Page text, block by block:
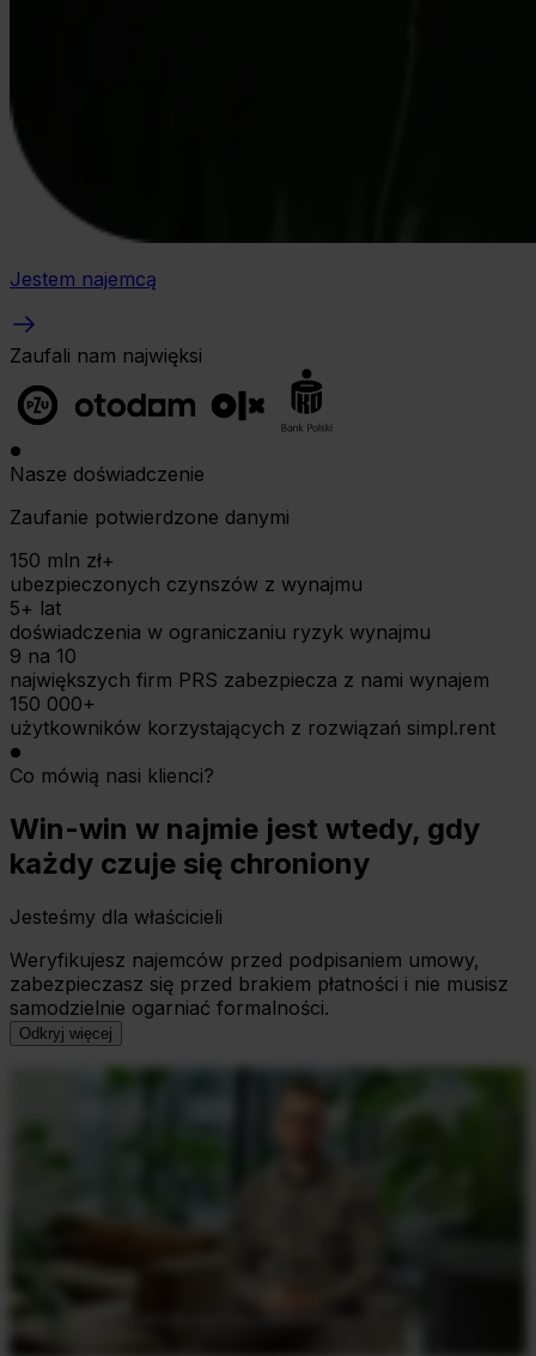
Jestem najemcą
Zaufali nam najwięksi
Nasze doświadczenie
Zaufanie potwierdzone danymi
150 mln zł+
ubezpieczonych czynszów z wynajmu
5+ lat
doświadczenia w ograniczaniu ryzyk wynajmu
9 na 10
największych firm PRS zabezpiecza z nami wynajem
150 000+
użytkowników korzystających z rozwiązań simpl.rent
Co mówią nasi klienci?
Win-win w najmie jest wtedy, gdy
każdy czuje się chroniony
Jesteśmy dla właścicieli
Weryfikujesz najemców przed podpisaniem umowy,
zabezpieczasz się przed brakiem płatności i nie musisz
samodzielnie ogarniać formalności.
Odkryj więcej